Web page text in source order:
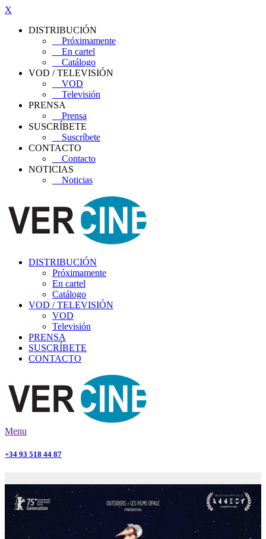
X
DISTRIBUCIÓN
Próximamente
En cartel
Catálogo
VOD / TELEVISIÓN
VOD
Televisión
PRENSA
Prensa
SUSCRÍBETE
Suscríbete
CONTACTO
Contacto
NOTICIAS
Noticias
DISTRIBUCIÓN
Próximamente
En cartel
Catálogo
VOD / TELEVISIÓN
VOD
Televisión
PRENSA
SUSCRÍBETE
CONTACTO
Menu
+34 93 518 44 87